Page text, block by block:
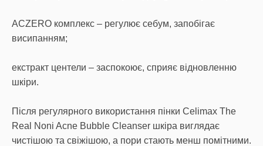
ACZERO комплекс – регулює себум, запобігає
висипанням;
екстракт центели – заспокоює, сприяє відновленню
шкіри.
Після регулярного використання пінки Celimax The
Real Noni Acne Bubble Cleanser шкіра виглядає
чистішою та свіжішою, а пори стають менш помітними.